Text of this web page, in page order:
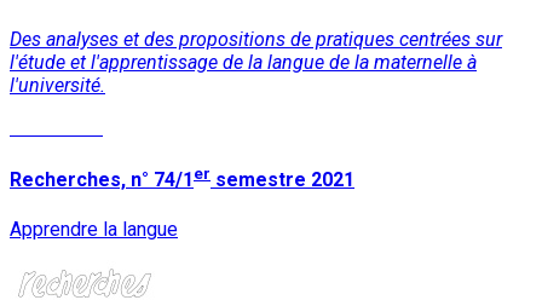
Des analyses et des propositions de pratiques centrées sur
l'étude et l'apprentissage de la langue de la maternelle à
l'université.
Recherches, n° 74/1 er semestre 2021
Apprendre la langue